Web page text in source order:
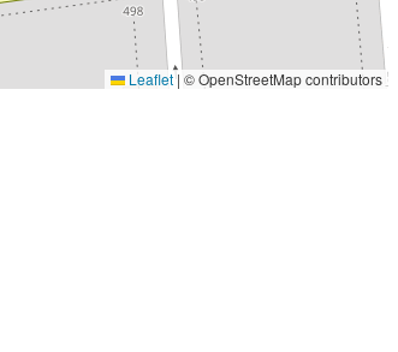
Leaflet | © OpenStreetMap contributors